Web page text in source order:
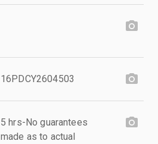
16PDCY2604503
5 hrs-No guarantees
made as to actual